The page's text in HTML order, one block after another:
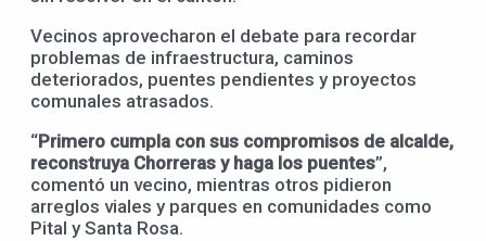
Vecinos aprovecharon el debate para recordar
problemas de infraestructura, caminos
deteriorados, puentes pendientes y proyectos
comunales atrasados.
“Primero cumpla con sus compromisos de alcalde,
reconstruya Chorreras y haga los puentes”,
comentó un vecino, mientras otros pidieron
arreglos viales y parques en comunidades como
Pital y Santa Rosa.